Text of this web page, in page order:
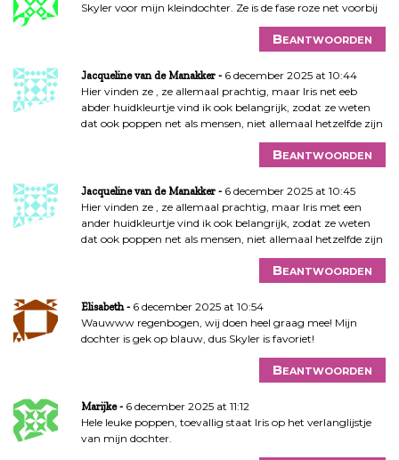
Skyler voor mijn kleindochter. Ze is de fase roze net voorbij
Beantwoorden
Jacqueline van de Manakker
6 december 2025 at 10:44
Hier vinden ze , ze allemaal prachtig, maar Iris net eeb
abder huidkleurtje vind ik ook belangrijk, zodat ze weten
dat ook poppen net als mensen, niet allemaal hetzelfde zijn
Beantwoorden
Jacqueline van de Manakker
6 december 2025 at 10:45
Hier vinden ze , ze allemaal prachtig, maar Iris met een
ander huidkleurtje vind ik ook belangrijk, zodat ze weten
dat ook poppen net als mensen, niet allemaal hetzelfde zijn
Beantwoorden
Elisabeth
6 december 2025 at 10:54
Wauwww regenbogen, wij doen heel graag mee! Mijn
dochter is gek op blauw, dus Skyler is favoriet!
Beantwoorden
Marijke
6 december 2025 at 11:12
Hele leuke poppen, toevallig staat Iris op het verlanglijstje
van mijn dochter.